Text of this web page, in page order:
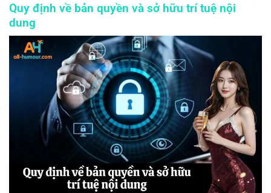
Quy định về bản quyền và sở hữu trí tuệ nội
dung